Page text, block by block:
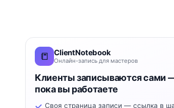
📒 ClientNotebook
Онлайн-запись для мастеров
Клиенты записываются сами
пока вы работаете
Своя страница записи — ссылка в